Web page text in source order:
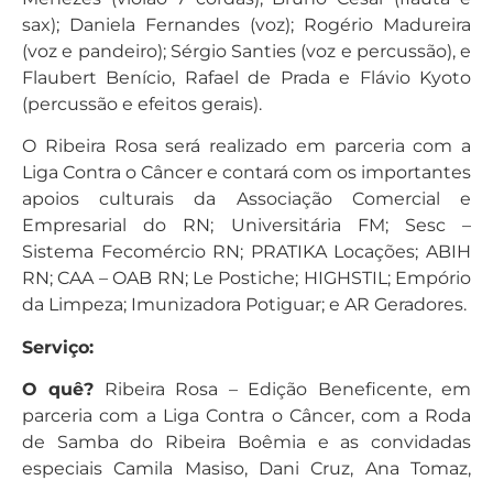
sax); Daniela Fernandes (voz); Rogério Madureira
(voz e pandeiro); Sérgio Santies (voz e percussão), e
Flaubert Benício, Rafael de Prada e Flávio Kyoto
(percussão e efeitos gerais).
O Ribeira Rosa será realizado em parceria com a
Liga Contra o Câncer e contará com os importantes
apoios culturais da Associação Comercial e
Empresarial do RN; Universitária FM; Sesc –
Sistema Fecomércio RN; PRATIKA Locações; ABIH
RN; CAA – OAB RN; Le Postiche; HIGHSTIL; Empório
da Limpeza; Imunizadora Potiguar; e AR Geradores.
Serviço:
O quê? Ribeira Rosa – Edição Beneficente, em
parceria com a Liga Contra o Câncer, com a Roda
de Samba do Ribeira Boêmia e as convidadas
especiais Camila Masiso, Dani Cruz, Ana Tomaz,